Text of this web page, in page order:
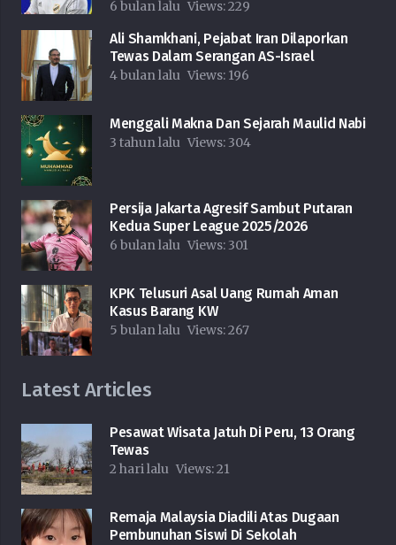
6 bulan lalu Views:229
Ali Shamkhani, Pejabat Iran Dilaporkan
Tewas Dalam Serangan AS-Israel
4 bulan lalu Views: 196
Menggali Makna Dan Sejarah Maulid Nabi
3 tahun lalu Views: 304
Persija Jakarta Agresif Sambut Putaran
Kedua Super League 2025/2026
6 bulan lalu Views: 301
KPK Telusuri Asal Uang Rumah Aman
Kasus Barang KW
5 bulan lalu Views:267
Latest Articles
Pesawat Wisata Jatuh Di Peru, 13 Orang
Tewas
2 hari lalu Views:21
Remaja Malaysia Diadili Atas Dugaan
Pembunuhan Siswi Di Sekolah